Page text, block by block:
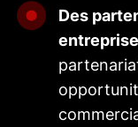
Des